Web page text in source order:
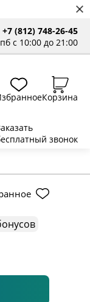
+7 (812) 748-26-45
с 10:00 до 21:00
Корзина
звонок